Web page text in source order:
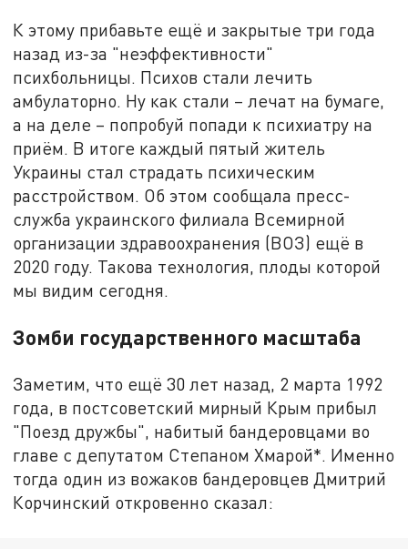
К этому прибавьте ещё и закрытые три года
назад из-за "неэффективности"
психбольницы. Психов стали лечить
амбулаторно. Ну как стали – лечат на бумаге,
а на деле – попробуй попади к психиатру на
приём. В итоге каждый пятый житель
Украины стал страдать психическим
расстройством. Об этом сообщала пресс-
служба украинского филиала Всемирной
организации здравоохранения (ВОЗ) ещё в
2020 году. Такова технология, плоды которой
мы видим сегодня.
Зомби государственного масштаба
Заметим, что ещё 30 лет назад, 2 марта 1992
года, в постсоветский мирный Крым прибыл
"Поезд дружбы", набитый бандеровцами во
главе с депутатом Степаном Хмарой*. Именно
тогда один из вожаков бандеровцев Дмитрий
Корчинский откровенно сказал: